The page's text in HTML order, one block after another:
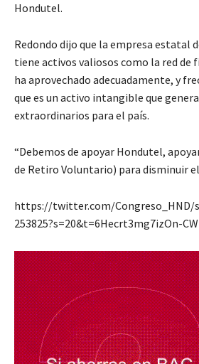
Hondutel.
Redondo dijo que la empresa estatal
tiene activos valiosos como la red de
ha aprovechado adecuadamente, y
que es un activo intangible que
extraordinarios para el país.
“Debemos de apoyar Hondutel,
de Retiro Voluntario) para disminuir
https://twitter.com/Congreso_HND/
253825?s=20&t=6Hecrt3mg7izOn-